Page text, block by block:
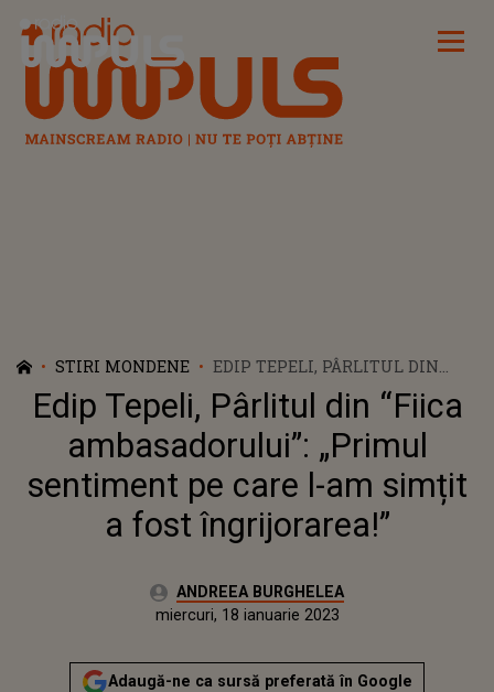
Radio Impuls
STIRI MONDENE
EDIP TEPELI, PÂRLITUL DIN
“FIICA AMBASADORULUI”:
„PRIMUL SENTIMENT PE CARE
L-AM SIMȚIT A FOST
ÎNGRIJORAREA!”
Edip Tepeli, Pârlitul din “Fiica
ambasadorului”: „Primul
sentiment pe care l-am simțit
a fost îngrijorarea!”
Autor:ANDREEA BURGHELEA
marți, 18 ianuarie 2022Actualizat:
miercuri, 18 ianuarie 2023
Adaugă-ne ca sursă preferată în Google